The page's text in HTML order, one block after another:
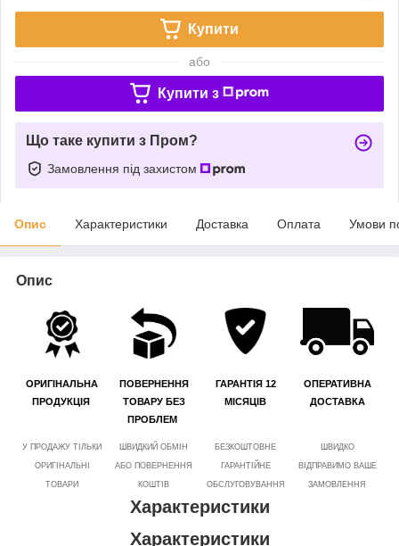
Купити
або
Купити з
Що таке купити з Пром?
Замовлення під захистом
Опис Характеристики Доставка Оплата Умови
Опис
ОРИГІНАЛЬНА
ПРОДУКЦІЯ
ПОВЕРНЕННЯ
ТОВАРУ БЕЗ
ПРОБЛЕМ
ГАРАНТІЯ 12
МІСЯЦІВ
ОПЕРАТИВНА
ДОСТАВКА
У ПРОДАЖУ ТІЛЬКИ
ОРИГІНАЛЬНІ
ТОВАРИ
ШВИДКИЙ ОБМІН
АБО ПОВЕРНЕННЯ
КОШТІВ
БЕЗКОШТОВНЕ
ГАРАНТІЙНЕ
ОБСЛУГОВУВАННЯ
ШВИДКО
ВІДПРАВИМО ВАШЕ
ЗАМОВЛЕННЯ
Характеристики
Характеристики